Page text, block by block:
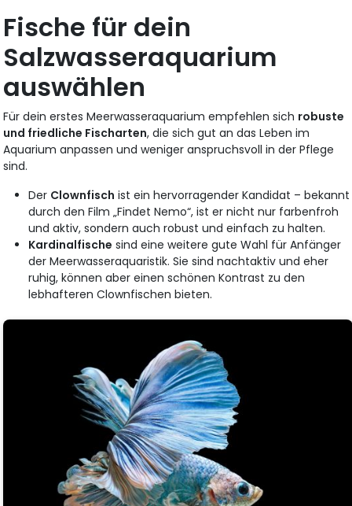
Fische für dein
Salzwasseraquarium
auswählen
Für dein erstes Meerwasseraquarium empfehlen sich robuste
und friedliche Fischarten, die sich gut an das Leben im
Aquarium anpassen und weniger anspruchsvoll in der Pflege
sind.
Der Clownfisch ist ein hervorragender Kandidat – bekannt
durch den Film „Findet Nemo“, ist er nicht nur farbenfroh
und aktiv, sondern auch robust und einfach zu halten.
Kardinalfische sind eine weitere gute Wahl für Anfänger
der Meerwasseraquaristik. Sie sind nachtaktiv und eher
ruhig, können aber einen schönen Kontrast zu den
lebhafteren Clownfischen bieten.